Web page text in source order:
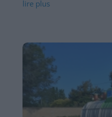
lire plus